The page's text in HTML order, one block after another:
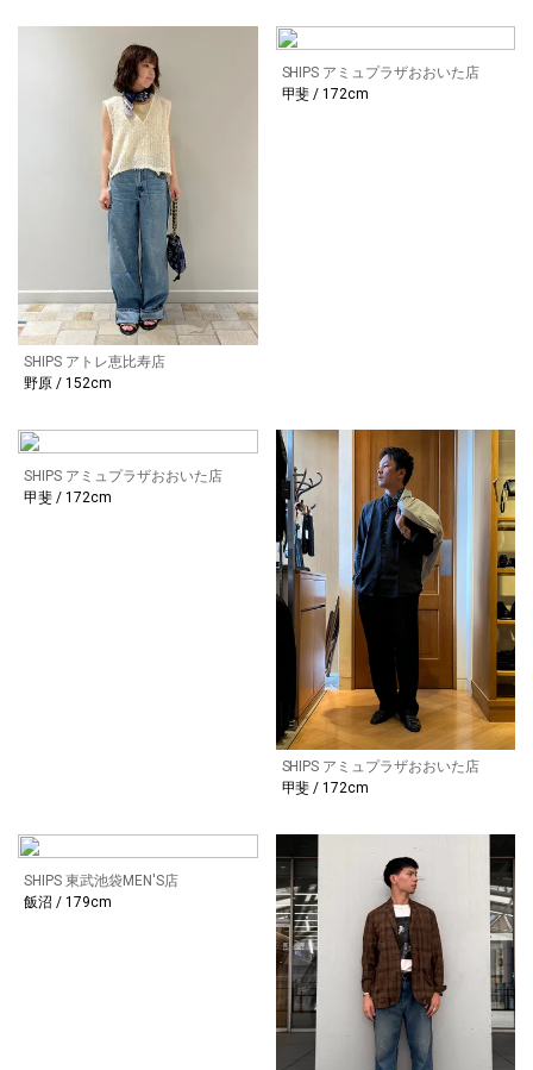
SHIPS アトレ恵比寿店
野原 / 152cm
SHIPS アミュプラザおおいた店
甲斐 / 172cm
SHIPS アミュプラザおおいた店
甲斐 / 172cm
SHIPS アミュプラザおおいた店
甲斐 / 172cm
SHIPS 東武池袋MEN'S店
飯沼 / 179cm